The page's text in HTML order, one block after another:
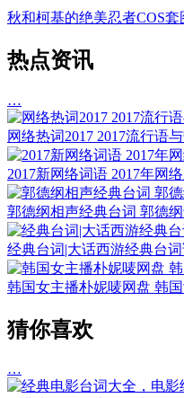
秋和柯基的绝美忍者COS
热点资讯
…
网络热词2017 2017流行语
2017新网络词语 2017年网
郭德纲相声经典台词 郭德
经典台词|大话西游经典台
韩国女主播朴妮唛网盘 韩
猜你喜欢
…